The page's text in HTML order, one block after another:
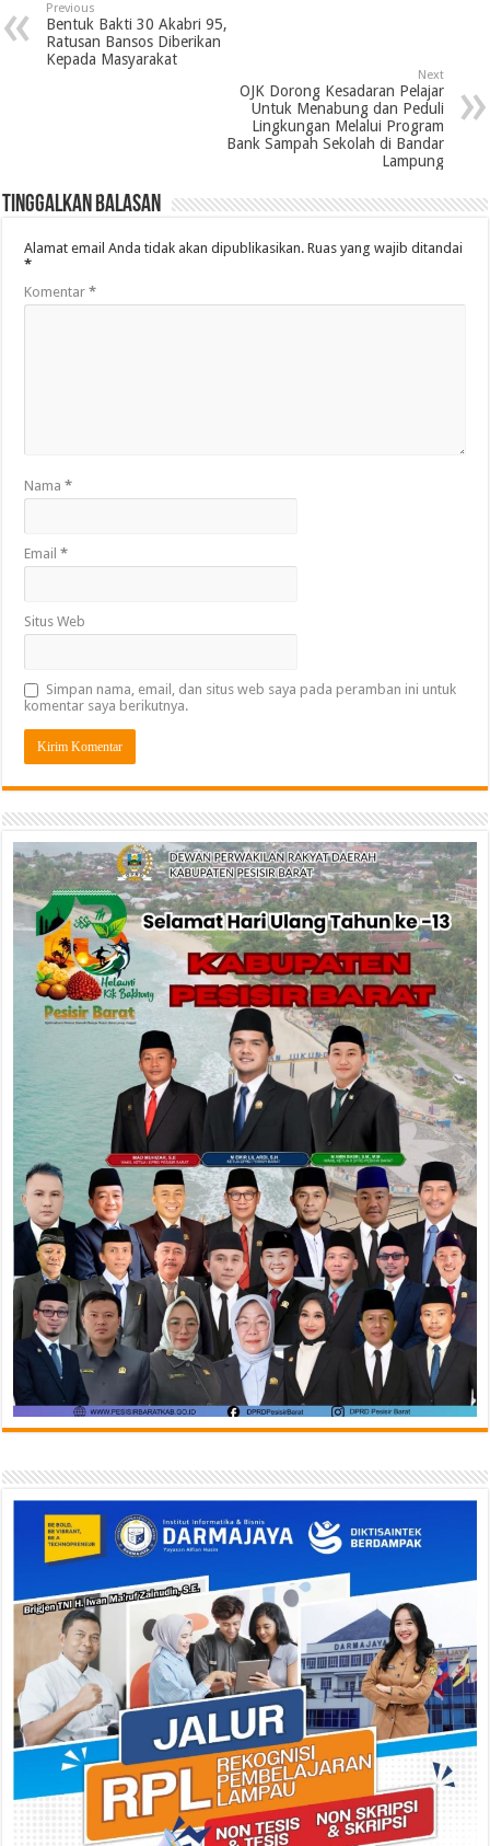
Previous
Bentuk Bakti 30 Akabri 95,
Ratusan Bansos Diberikan
Kepada Masyarakat
Next
OJK Dorong Kesadaran Pelajar
Untuk Menabung dan Peduli
Lingkungan Melalui Program
Bank Sampah Sekolah di Bandar
Lampung
Tinggalkan Balasan
Alamat email Anda tidak akan dipublikasikan. Ruas yang wajib ditandai
*
Komentar*
Nama*
Email*
Situs Web
Simpan nama, email, dan situs web saya pada peramban ini untuk
komentar saya berikutnya.